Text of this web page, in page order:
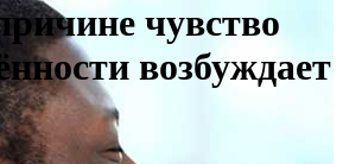
чувство
возбуждает